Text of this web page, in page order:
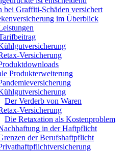
bei Graffiti-Schäden versichert
im Überblick
Versicherung
Produkterweiterung
Der Verderb von Waren
Versicherung
Die Retaxation als Kostenproblem
in der Haftpflicht
der Berufshaftpflicht